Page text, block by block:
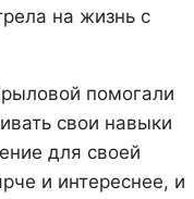
на жизнь с
помогали
свои навыки
для своей
и интереснее, и